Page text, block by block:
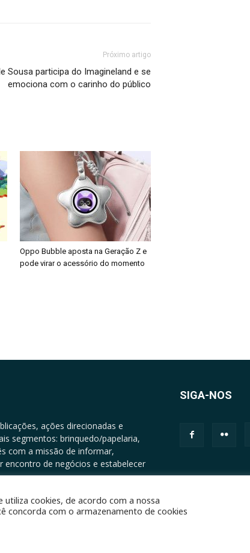
Próximo artigo
Sousa participa do Imagineland e se
emociona com o carinho do público
Oppo Bubble aposta na Geração Z e
pode virar o acessório do momento
ações direcionadas e
segmentos: brinquedo/papelaria,
com a missão de informar,
encontro de negócios e estabelecer
SIGA-NOS
cookies, de acordo com a nossa
concorda com o armazenamento de cookies